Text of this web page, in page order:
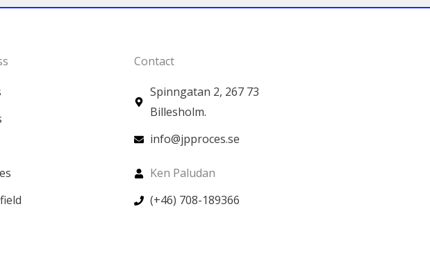
Contact
Spinngatan 2, 267 73
Billesholm.
info@jpproces.se
Ken Paludan
(+46) 708-189366